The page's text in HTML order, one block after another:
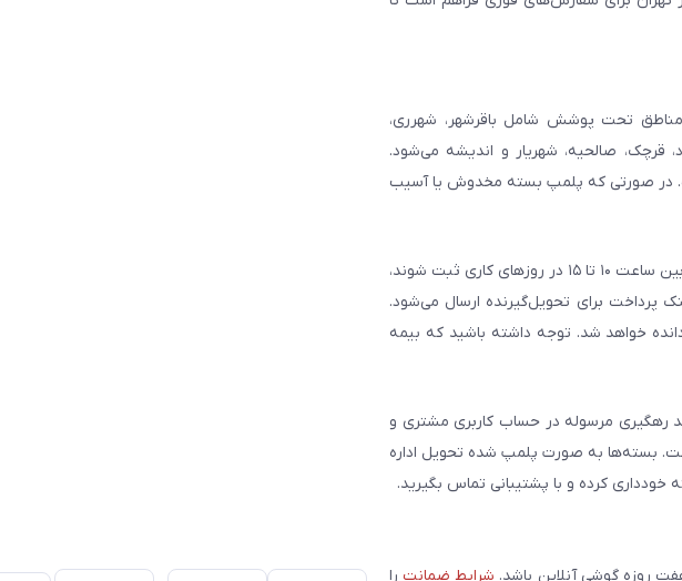
مناطق حومه شهر است. مناطق تحت پوشش شامل باقرشهر، شهرری،
قرچک، صالحیه، شهریار و اندیشه می‌شود.
در صورتی که پلمپ بسته مخدوش یا آسیب
ارسال از طریق شرکت‌های تیپاکس، ماهکس و چاپار برای شهرهای تحت پوشش این شرکت‌ها فراهم است. سفارش‌هایی که بین ساعت ۱۰ تا ۱۵ در روزهای کاری ثبت شوند،
برای تحویل‌گیرنده ارسال می‌شود.
خواهد شد. توجه داشته باشید که بیمه
رهگیری مرسوله در حساب کاربری مشتری و
در محل برای این روش ممکن نیست و هزینه ثابت ارسال ۹۹ هزار تومان است. بسته‌ها به صورت پلمپ شده تحویل اداره
کرده و با پشتیبانی تماس بگیرید.
روزه گوشی آنلاین باشد. شرایط ضمانت را